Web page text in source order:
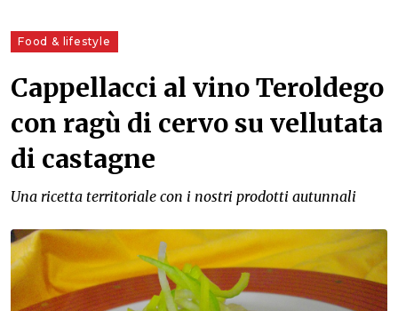
Food & lifestyle
Cappellacci al vino Teroldego
con ragù di cervo su vellutata
di castagne
Una ricetta territoriale con i nostri prodotti autunnali